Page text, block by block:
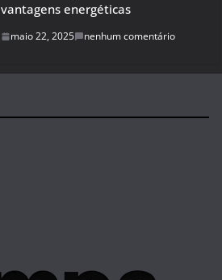
vantagens energéticas
maio 22, 2025 nenhum comentário